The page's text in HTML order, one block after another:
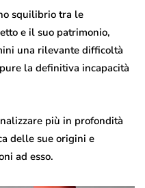
squilibrio tra le
e il suo patrimonio,
una rilevante difficoltà
la definitiva incapacità
più in profondità
delle sue origini e
ad esso.